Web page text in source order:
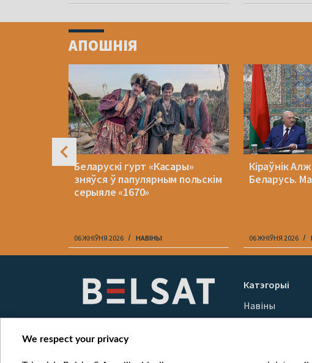
ofАПОШНІЯ
Беларускі гурт «Касары»
зняўся ў папулярным польскім
серыяле «1670»
06 ЖНІЎНЯ 2026 НАВІНЫ
Кіраўнік
Беларусь.
06 ЖНІЎНЯ 2026
Катэгорыі
Навіны
Вайна
We respect your privacy